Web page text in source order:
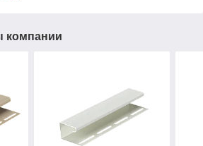
компании